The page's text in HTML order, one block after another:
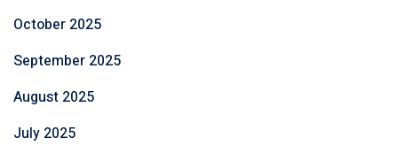
October 2025
September 2025
August 2025
July 2025